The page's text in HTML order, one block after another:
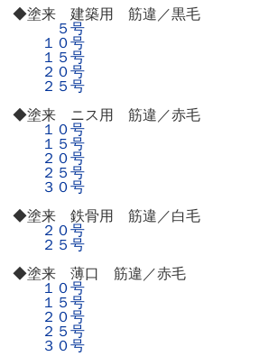
◆塗来 建築用 筋違／黒毛
５号
１０号
１５号
２０号
２５号
◆塗来 ニス用 筋違／赤毛
１０号
１５号
２０号
２５号
３０号
◆塗来 鉄骨用 筋違／白毛
２０号
２５号
◆塗来 薄口 筋違／赤毛
１０号
１５号
２０号
２５号
３０号